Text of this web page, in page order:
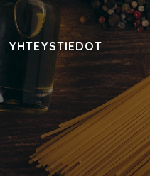
YHTEYSTIEDOT